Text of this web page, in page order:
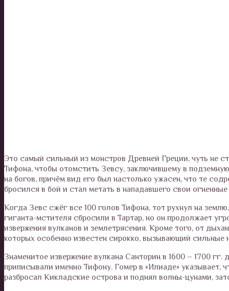
Это самый сильный из монстров Древней Греции, чуть не
Тифона, чтобы отомстить Зевсу, заключившему в
на богов, причём вид его был настолько ужасен, что те
бросился в бой и стал метать в нападавшего свои
Когда Зевс сжёг все 100 голов Тифона, тот рухнул на
гиганта-мстителя сбросили в Тартар, но он продолжает
извержения вулканов и землетрясения. Кроме того, от
которых особенно известен сирокко, вызывающий сильные
Знаменитое извержение вулкана Санторин в 1600 – 1700
приписывали именно Тифону. Гомер в «Илиаде» указывает,
разбросал Кикладские острова и поднял волны-цунами,